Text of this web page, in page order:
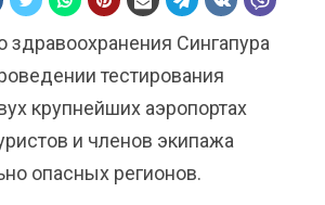
здравоохранения Сингапура
тестирования
крупнейших аэропортах
и членов экипажа
опасных регионов.